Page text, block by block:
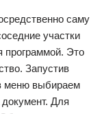
саму
участки
программой. Это
Запустив
меню выбираем
Для